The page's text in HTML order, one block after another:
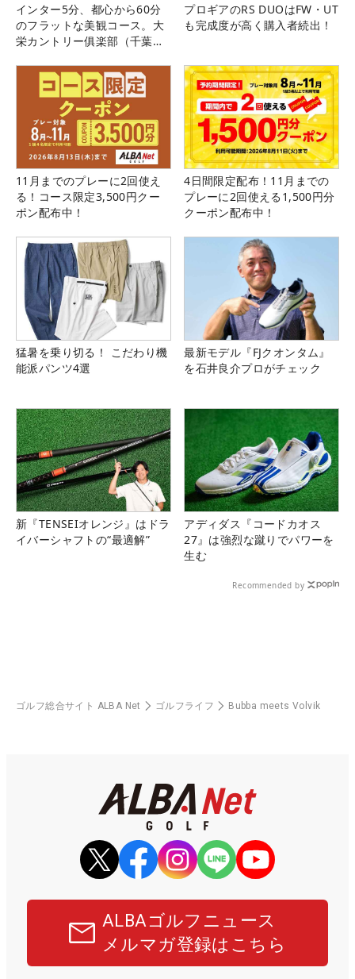
インター5分、都心から60分
のフラットな美観コース。大
栄カントリー俱楽部（千葉
プロギアのRS DUOはFW・UT
も完成度が高く購入者続出！
11月までのプレーに2回使え
る！コース限定3,500円クー
ポン配布中！
4日間限定配布！11月までの
プレーに2回使える1,500円分
クーポン配布中！
猛暑を乗り切る！ こだわり機
能派パンツ4選
最新モデル『FJクオンタム』
を石井良介プロがチェック
新『TENSEIオレンジ』はドラ
イバーシャフトの“最適解”
アディダス『コードカオス
27』は強烈な蹴りでパワーを
生む
Recommended by
ゴルフ総合サイト ALBA Net ゴルフライフ Bubba meets Volvik
ALBAゴルフニュース
メルマガ登録はこちら